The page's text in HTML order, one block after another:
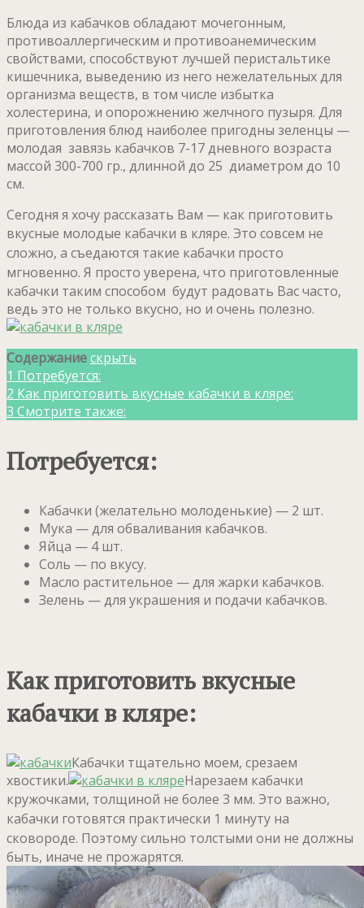
Блюда из кабачков обладают мочегонным,
противоаллергическим и противоанемическим
свойствами, способствуют лучшей перистальтике
кишечника, выведению из него нежелательных для
организма веществ, в том числе избытка
холестерина, и опорожнению желчного пузыря. Для
приготовления блюд наиболее пригодны зеленцы —
молодая завязь кабачков 7-17 дневного возраста
массой 300-700 гр., длинной до 25 диаметром до 10
см.
Сегодня я хочу рассказать Вам — как приготовить
вкусные молодые кабачки в кляре. Это совсем не
сложно, а съедаются такие кабачки просто
мгновенно. Я просто уверена, что приготовленные
кабачки таким способом будут радовать Вас часто,
ведь это не только вкусно, но и очень полезно.
Содержаниескрыть
1 Потребуется:
2 Как приготовить вкусные кабачки в кляре:
3 Смотрите также:
Потребуется:
Кабачки (желательно молоденькие) — 2 шт.
Мука — для обваливания кабачков.
Яйца — 4 шт.
Соль — по вкусу.
Масло растительное — для жарки кабачков.
Зелень — для украшения и подачи кабачков.
Как приготовить вкусные
кабачки в кляре:
Кабачки тщательно моем, срезаем
хвостики.
Нарезаем кабачки
кружочками, толщиной не более 3 мм. Это важно,
кабачки готовятся практически 1 минуту на
сковороде. Поэтому сильно толстыми они не должны
быть, иначе не прожарятся.